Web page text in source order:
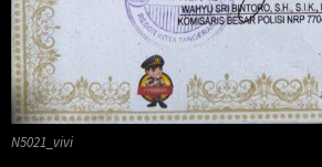
N5021_vivi